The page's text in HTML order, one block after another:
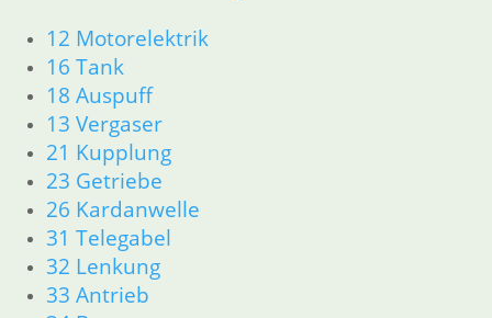
12 Motorelektrik
16 Tank
18 Auspuff
13 Vergaser
21 Kupplung
23 Getriebe
26 Kardanwelle
31 Telegabel
32 Lenkung
33 Antrieb
18 Auspuff
13 Vergaser
21 Kupplung
23 Getriebe
26 Kardanwelle
31 Telegabel
32 Lenkung
33 Antrieb
34 Bremsen
36 Räder